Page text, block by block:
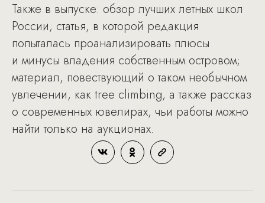
Также в выпуске: обзор лучших летных школ
России; статья, в которой редакция
попыталась проанализировать плюсы
и минусы владения собственным островом;
материал, повествующий о таком необычном
увлечении, как tree climbing, а также рассказ
о современных ювелирах, чьи работы можно
найти только на аукционах.